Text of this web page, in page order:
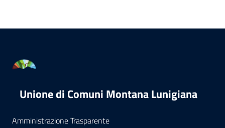
Unione di Comuni Montana Lunigiana
Amministrazione Trasparente